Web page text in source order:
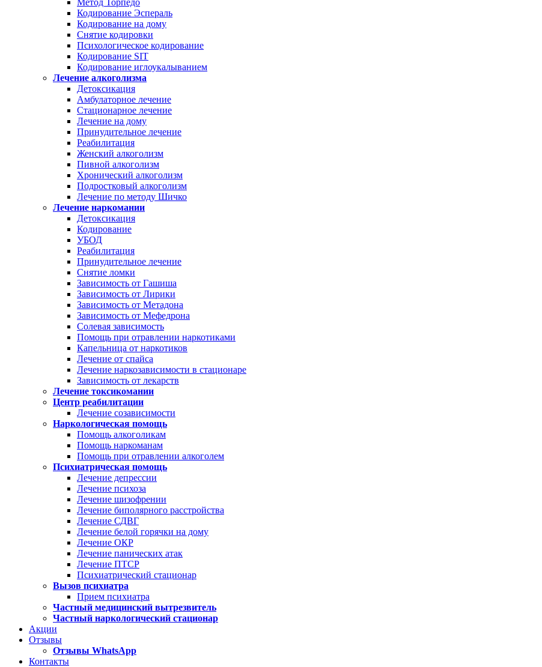
Метод Торпедо
Кодирование Эспераль
Кодирование на дому
Снятие кодировки
Психологическое кодирование
Кодирование SIT
Кодирование иглоукалыванием
Лечение алкоголизма
Детоксикация
Амбулаторное лечение
Стационарное лечение
Лечение на дому
Принудительное лечение
Реабилитация
Женский алкоголизм
Пивной алкоголизм
Хронический алкоголизм
Подростковый алкоголизм
Лечение по методу Шичко
Лечение наркомании
Детоксикация
Кодирование
УБОД
Реабилитация
Принудительное лечение
Снятие ломки
Зависимость от Гашиша
Зависимость от Лирики
Зависимость от Метадона
Зависимость от Мефедрона
Солевая зависимость
Помощь при отравлении наркотиками
Капельница от наркотиков
Лечение от спайса
Лечение наркозависимости в стационаре
Зависимость от лекарств
Лечение токсикомании
Центр реабилитации
Лечение созависимости
Наркологическая помощь
Помощь алкоголикам
Помощь наркоманам
Помощь при отравлении алкоголем
Психиатрическая помощь
Лечение депрессии
Лечение психоза
Лечение шизофрении
Лечение биполярного расстройства
Лечение СДВГ
Лечение белой горячки на дому
Лечение ОКР
Лечение панических атак
Лечение ПТСР
Психиатрический стационар
Вызов психиатра
Прием психиатра
Частный медицинский вытрезвитель
Частный наркологический стационар
Акции
Отзывы
Отзывы WhatsApp
Контакты